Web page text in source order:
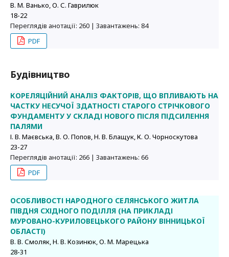
В. М. Ванько, О. С. Гаврилюк
18-22
Переглядів анотації: 260 | Завантажень: 84
PDF
Будівництво
КОРЕЛЯЦІЙНИЙ АНАЛІЗ ФАКТОРІВ, ЩО ВПЛИВАЮТЬ НА
ЧАСТКУ НЕСУЧОЇ ЗДАТНОСТІ СТАРОГО СТРІЧКОВОГО
ФУНДАМЕНТУ У СКЛАДІ НОВОГО ПІСЛЯ ПІДСИЛЕННЯ
ПАЛЯМИ
І. В. Маєвська, В. О. Попов, Н. В. Блащук, К. О. Чорноскутова
23-27
Переглядів анотації: 266 | Завантажень: 66
PDF
ОСОБЛИВОСТІ НАРОДНОГО СЕЛЯНСЬКОГО ЖИТЛА
ПІВДНЯ СХІДНОГО ПОДІЛЛЯ (НА ПРИКЛАДІ
МУРОВАНО-КУРИЛОВЕЦЬКОГО РАЙОНУ ВІННИЦЬКОЇ
ОБЛАСТІ)
В. В. Смоляк, Н. В. Козинюк, О. М. Марецька
28-31